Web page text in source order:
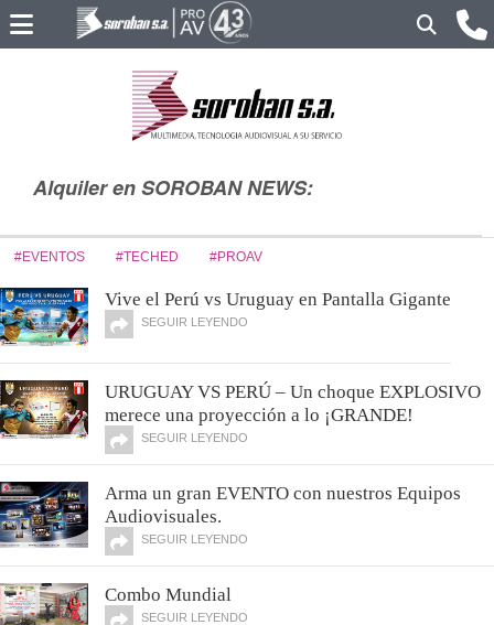
Alquiler en SOROBAN NEWS:
#EVENTOS #TECHED #PROAV
Vive el Perú vs Uruguay en Pantalla Gigante
SEGUIR LEYENDO
URUGUAY VS PERÚ – Un choque EXPLOSIVO
merece una proyección a lo ¡GRANDE!
SEGUIR LEYENDO
Arma un gran EVENTO con nuestros Equipos
Audiovisuales.
SEGUIR LEYENDO
Combo Mundial
SEGUIR LEYENDO